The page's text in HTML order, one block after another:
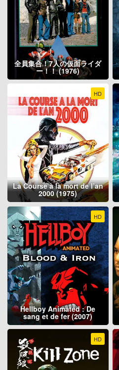
全員集合！7人の仮面ライダ
ー！！ (1976)
HD
La Course à la mort de l’an
2000 (1975)
HD
Hellboy Animated : De
sang et de fer (2007)
HD